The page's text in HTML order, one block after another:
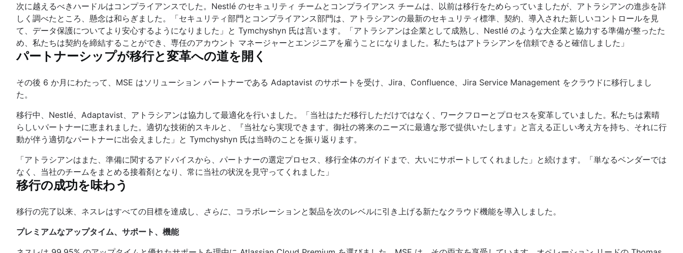
次に越えるべきハードルはコンプライアンスでした。Nestlé のセキュリティ チームとコンプライアンス チームは、以前は移行をためらっていましたが、アトラシアンの進歩を詳
しく調べたところ、懸念は和らぎました。「セキュリティ部門とコンプライアンス部門は、アトラシアンの最新のセキュリティ標準、契約、導入された新しいコントロールを見
て、データ保護についてより安心するようになりました」と Tymchyshyn 氏は言います。「アトラシアンは企業として成熟し、Nestlé のような大企業と協力する準備が整ったた
め、私たちは契約を締結することができ、専任のアカウント マネージャーとエンジニアを雇うことになりました。私たちはアトラシアンを信頼できると確信しました」
パートナーシップが移行と変革への道を開く
その後 6 か月にわたって、MSE はソリューション パートナーである Adaptavist のサポートを受け、Jira、Confluence、Jira Service Management をクラウドに移行しまし
た。
移行中、Nestlé、Adaptavist、アトラシアンは協力して最適化を行いました。「当社はただ移行しただけではなく、ワークフローとプロセスを変革していました。私たちは素晴
らしいパートナーに恵まれました。適切な技術的スキルと、『当社なら実現できます。御社の将来のニーズに最適な形で提供いたします』と言える正しい考え方を持ち、それに行
動が伴う適切なパートナーに出会えました」と Tymchyshyn 氏は当時のことを振り返ります。
「アトラシアンはまた、準備に関するアドバイスから、パートナーの選定プロセス、移行全体のガイドまで、大いにサポートしてくれました」と続けます。「単なるベンダーでは
なく、当社のチームをまとめる接着剤となり、常に当社の状況を見守ってくれました」
移行の成功を味わう
移行の完了以来、ネスレはすべての目標を達成し、 さらに 、コラボレーションと製品を次のレベルに引き上げる新たなクラウド機能を導入しました。
プレミアムなアップタイム、サポート、機能